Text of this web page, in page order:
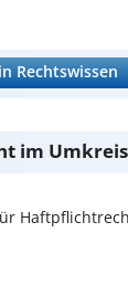
Rechtswissen
im Umkreis